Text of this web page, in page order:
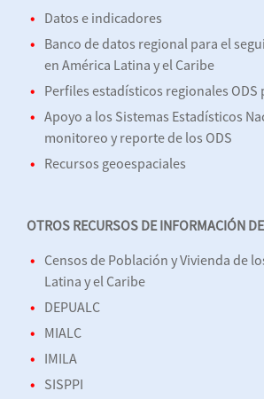
Datos e indicadores
Banco de datos regional para el
en América Latina y el Caribe
Perfiles estadísticos regionales ODS
Apoyo a los Sistemas Estadísticos
monitoreo y reporte de los ODS
Recursos geoespaciales
OTROS RECURSOS DE INFORMACIÓN
Censos de Población y Vivienda de
Latina y el Caribe
DEPUALC
MIALC
IMILA
SISPPI